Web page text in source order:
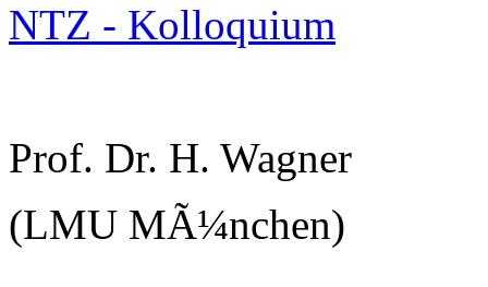
NTZ - Kolloquium
Prof. Dr. H. Wagner
(LMU MÃ¼nchen)